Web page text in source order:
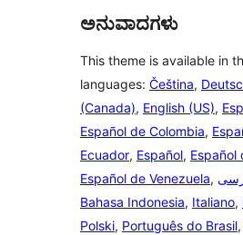
ಅನುವಾದಗಳು
This theme is available in
languages: Čeština,
(Canada), English (US),
Español de Colombia,
Ecuador, Español, Español
Español de Venezuela,
Bahasa Indonesia, Italiano,
Polski, Português do Brasil,